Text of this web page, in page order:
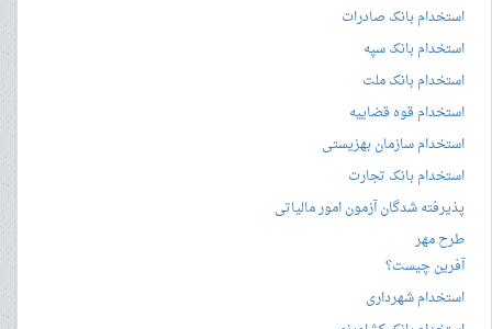
استخدام بانک صادرات
استخدام بانک سپه
استخدام بانک ملت
استخدام قوه قضاییه
استخدام سازمان بهزیستی
استخدام بانک تجارت
پذیرفته شدگان آزمون امور مالیاتی
طرح مهر
آفرین چیست؟
استخدام شهرداری